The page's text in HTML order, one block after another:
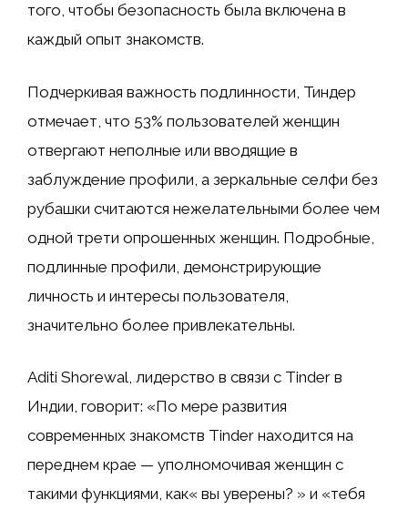
того, чтобы безопасность была включена в
каждый опыт знакомств.
Подчеркивая важность подлинности, Тиндер
отмечает, что 53% пользователей женщин
отвергают неполные или вводящие в
заблуждение профили, а зеркальные селфи без
рубашки считаются нежелательными более чем
одной трети опрошенных женщин. Подробные,
подлинные профили, демонстрирующие
личность и интересы пользователя,
значительно более привлекательны.
Aditi Shorewal, лидерство в связи с Tinder в
Индии, говорит: «По мере развития
современных знакомств Tinder находится на
переднем крае — уполномочивая женщин с
такими функциями, как« вы уверены? » и «тебя